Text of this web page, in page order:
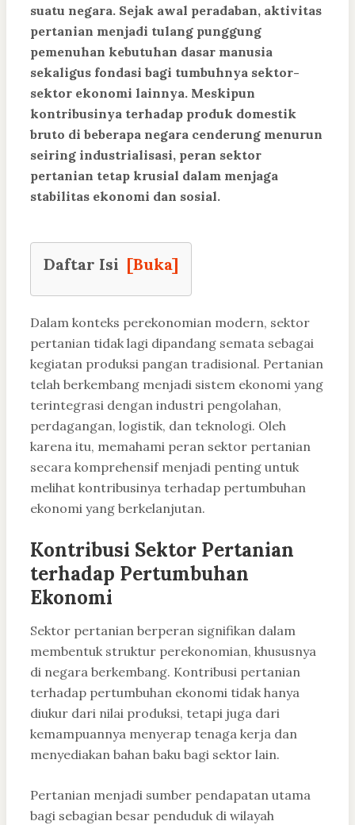
suatu negara. Sejak awal peradaban, aktivitas
pertanian menjadi tulang punggung
pemenuhan kebutuhan dasar manusia
sekaligus fondasi bagi tumbuhnya sektor-
sektor ekonomi lainnya. Meskipun
kontribusinya terhadap produk domestik
bruto di beberapa negara cenderung menurun
seiring industrialisasi, peran sektor
pertanian tetap krusial dalam menjaga
stabilitas ekonomi dan sosial.
Daftar Isi [Buka]
Dalam konteks perekonomian modern, sektor
pertanian tidak lagi dipandang semata sebagai
kegiatan produksi pangan tradisional. Pertanian
telah berkembang menjadi sistem ekonomi yang
terintegrasi dengan industri pengolahan,
perdagangan, logistik, dan teknologi. Oleh
karena itu, memahami peran sektor pertanian
secara komprehensif menjadi penting untuk
melihat kontribusinya terhadap pertumbuhan
ekonomi yang berkelanjutan.
Kontribusi Sektor Pertanian
terhadap Pertumbuhan
Ekonomi
Sektor pertanian berperan signifikan dalam
membentuk struktur perekonomian, khususnya
di negara berkembang. Kontribusi pertanian
terhadap pertumbuhan ekonomi tidak hanya
diukur dari nilai produksi, tetapi juga dari
kemampuannya menyerap tenaga kerja dan
menyediakan bahan baku bagi sektor lain.
Pertanian menjadi sumber pendapatan utama
bagi sebagian besar penduduk di wilayah